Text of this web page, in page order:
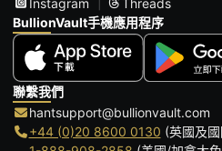
BullionVault手機應用程序
聯繫我們
hantsupport@bullionvault.com
+44 (0)20 8600 0130 (英國及